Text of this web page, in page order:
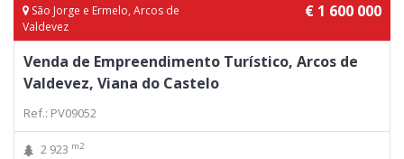
São Jorge e Ermelo, Arcos de
Valdevez
€ 1 600 000
Venda de Empreendimento Turístico, Arcos de
Valdevez, Viana do Castelo
Ref.: PV09052
2 923 m2